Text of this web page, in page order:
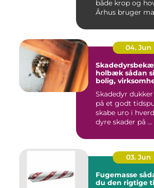
både krop og
Århus bruger
04. Jun
holbæk sådan sikrer du
bolig,
Skadedyr
på et godt
skabe uro i
dyre skader på ...
03. Jun
Fugemasse sådan vælger
du den rigtige